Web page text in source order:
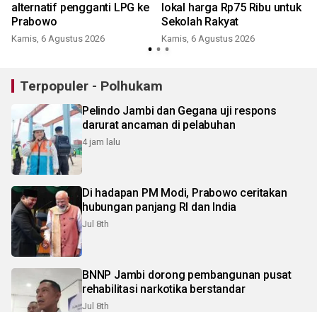
alternatif pengganti LPG ke
Prabowo
Kamis, 6 Agustus 2026
lokal harga Rp75 Ribu untuk
Sekolah Rakyat
Kamis, 6 Agustus 2026
Terpopuler - Polhukam
Pelindo Jambi dan Gegana uji respons
darurat ancaman di pelabuhan
4 jam lalu
Di hadapan PM Modi, Prabowo ceritakan
hubungan panjang RI dan India
Jul 8th
BNNP Jambi dorong pembangunan pusat
rehabilitasi narkotika berstandar
Jul 8th